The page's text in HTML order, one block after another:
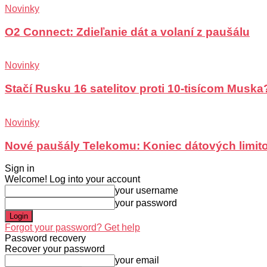
Novinky
O2 Connect: Zdieľanie dát a volaní z paušálu
Novinky
Stačí Rusku 16 satelitov proti 10-tisícom
Novinky
Nové paušály Telekomu: Koniec dátových
Sign in
Welcome! Log into your account
your username
your password
Forgot your password? Get help
Password recovery
Recover your password
your email